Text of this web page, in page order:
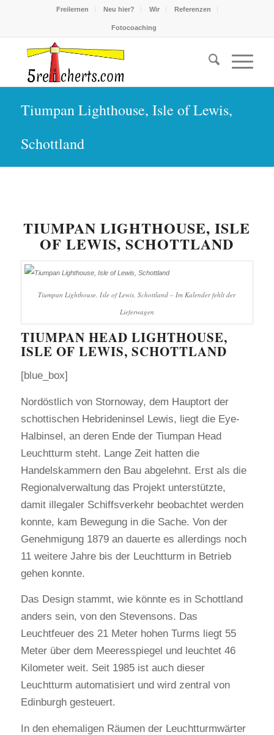
Freilernen Neu hier? Wir Referenzen
Fotocoaching
Tiumpan Lighthouse, Isle of Lewis,
Schottland
TIUMPAN LIGHTHOUSE, ISLE
OF LEWIS, SCHOTTLAND
Tiumpan Lighthouse, Isle of Lewis, Schottland – Im Kalender fehlt der
Lieferwagen
TIUMPAN HEAD LIGHTHOUSE,
ISLE OF LEWIS, SCHOTTLAND
[blue_box]
Nordöstlich von Stornoway, dem Hauptort der
schottischen Hebrideninsel Lewis, liegt die Eye-
Halbinsel, an deren Ende der Tiumpan Head
Leuchtturm steht. Lange Zeit hatten die
Handelskammern den Bau abgelehnt. Erst als die
Regionalverwaltung das Projekt unterstützte,
damit illegaler Schiffsverkehr beobachtet werden
konnte, kam Bewegung in die Sache. Von der
Genehmigung 1879 an dauerte es allerdings noch
11 weitere Jahre bis der Leuchtturm in Betrieb
gehen konnte.
Das Design stammt, wie könnte es in Schottland
anders sein, von den Stevensons. Das
Leuchtfeuer des 21 Meter hohen Turms liegt 55
Meter über dem Meeresspiegel und leuchtet 46
Kilometer weit. Seit 1985 ist auch dieser
Leuchtturm automatisiert und wird zentral von
Edinburgh gesteuert.
In den ehemaligen Räumen der Leuchtturmwärter